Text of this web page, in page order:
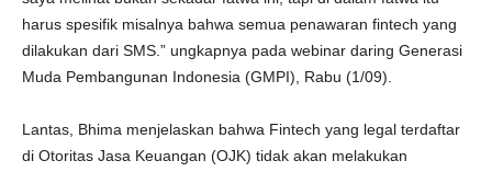
harus spesifik misalnya bahwa semua penawaran fintech yang
dilakukan dari SMS.” ungkapnya pada webinar daring Generasi
Muda Pembangunan Indonesia (GMPI), Rabu (1/09).
Lantas, Bhima menjelaskan bahwa Fintech yang legal terdaftar
di Otoritas Jasa Keuangan (OJK) tidak akan melakukan